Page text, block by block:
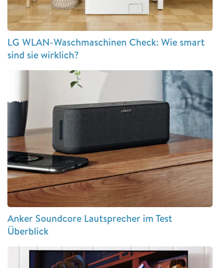
LG WLAN-Waschmaschinen Check: Wie smart
sind sie wirklich?
Anker Soundcore Lautsprecher im Test
Überblick